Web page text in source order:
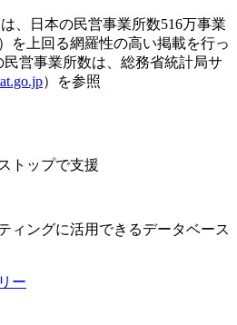
、日本の民営事業所数516万事業
を上回る網羅性の高い掲載を行っ
営事業所数は、総務省統計局サ
）を参照
トップで支援
ィングに活用できるデータベース